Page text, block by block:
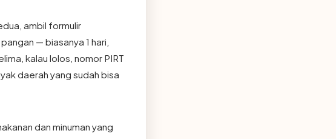
ambil formulir
— biasanya 1 hari,
kalau lolos, nomor PIRT
daerah yang sudah bisa
dan minuman yang